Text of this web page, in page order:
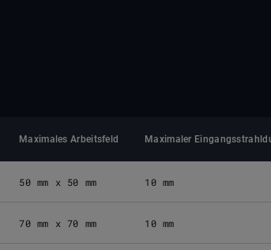
Maximales Arbeitsfeld Maximaler
50 mm x 50 mm 10 mm
70 mm x 70 mm 10 mm